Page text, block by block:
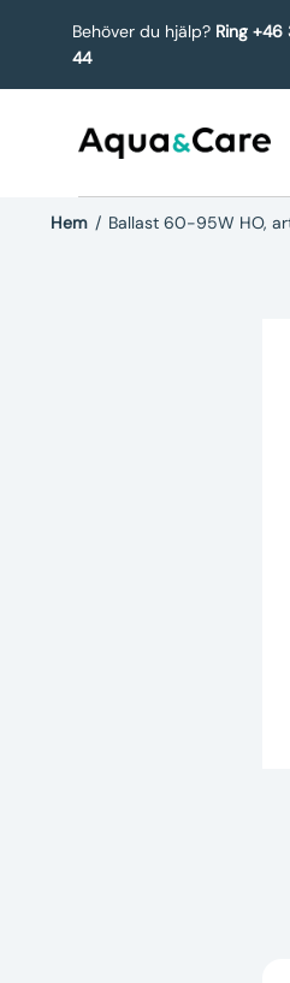
Behöver du hjälp? Ring +46
44
Hem / Ballast 60-95W HO,